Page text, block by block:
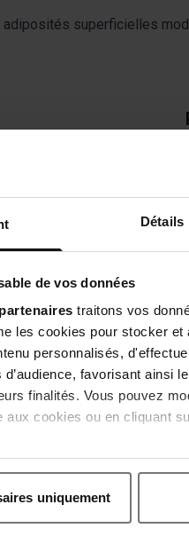
Détails
de vos données
traitons vos
les cookies pour stocker
personnalisés,
d’audience, favorisant ainsi
finalités. Vous pouvez
aux cookies ou en cliquant
nous aimerions également :
en l'analysant
uniquement
superficielles
empêche la
de l’emballage :
environnementales de
EFFET